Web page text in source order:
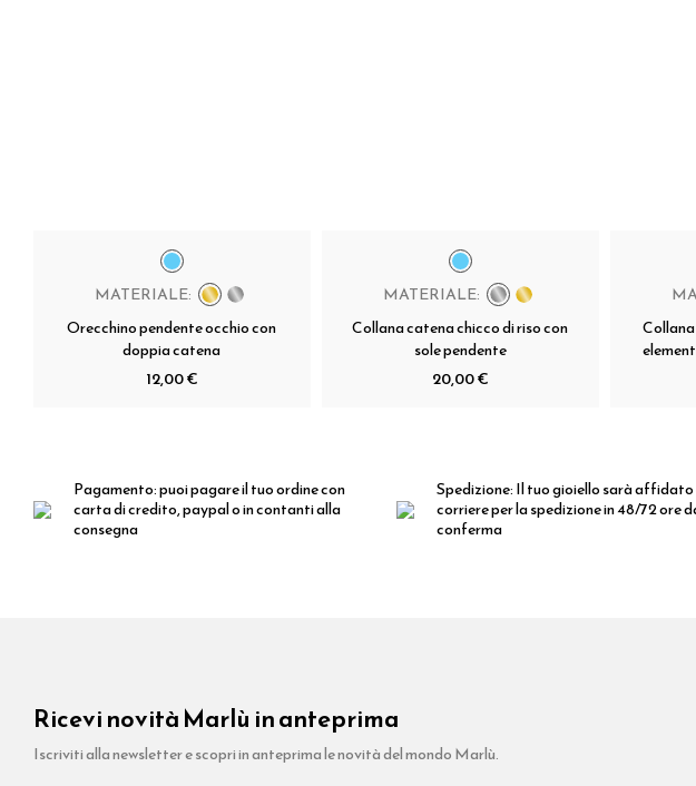
MATERIALE:
Orecchino pendente occhio con
doppia catena
12,00 €
MATERIALE:
Collana catena chicco di riso con
sole pendente
20,00 €
Pagamento:puoi pagare il tuo ordine con
carta di credito, paypal o in contanti alla
consegna
Spedizione:Il tuo gioiello sarà affidato
corriere per la spedizione in 48/72 ore
conferma
Ricevi novità Marlù in anteprima
Iscriviti alla newsletter e scopri in anteprima le novità del mondo Marlù.